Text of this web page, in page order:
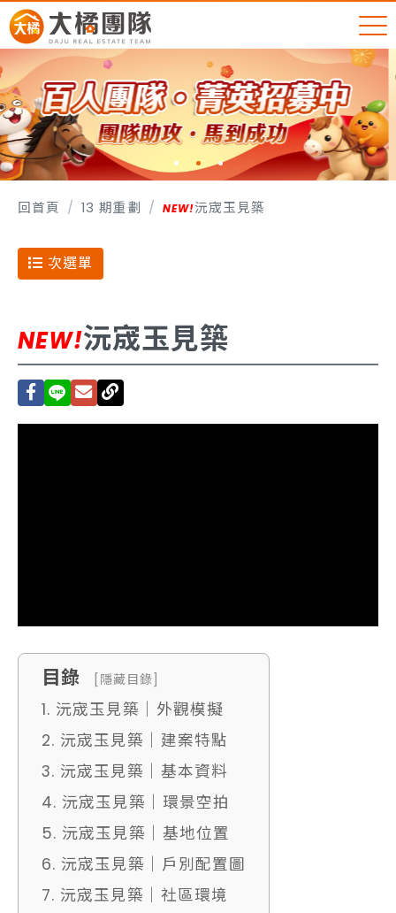
回首頁 13 期重劃 沅宬玉見築
次選單
沅宬玉見築
目錄 [隱藏目錄]
1. 沅宬玉見築｜外觀模擬
2. 沅宬玉見築｜建案特點
3. 沅宬玉見築｜基本資料
4. 沅宬玉見築｜環景空拍
5. 沅宬玉見築｜基地位置
6. 沅宬玉見築｜戶別配置圖
7. 沅宬玉見築｜社區環境